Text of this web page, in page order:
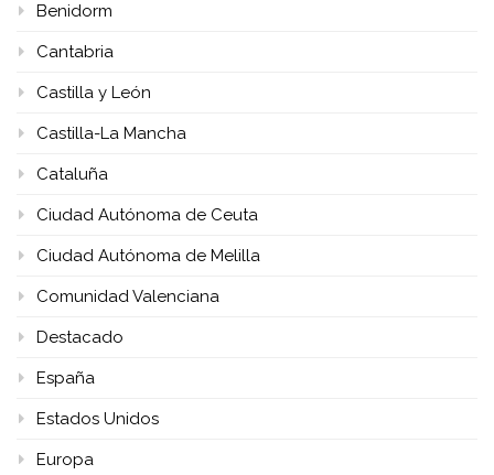
Benidorm
Cantabria
Castilla y León
Castilla-La Mancha
Cataluña
Ciudad Autónoma de Ceuta
Ciudad Autónoma de Melilla
Comunidad Valenciana
Destacado
España
Estados Unidos
Europa